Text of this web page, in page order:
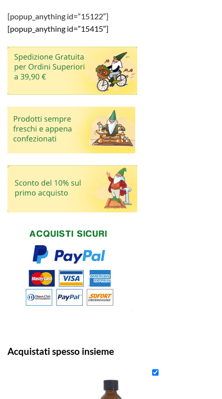
[popup_anything id=”15122″]
[popup_anything id=”15415″]
Acquistati spesso insieme